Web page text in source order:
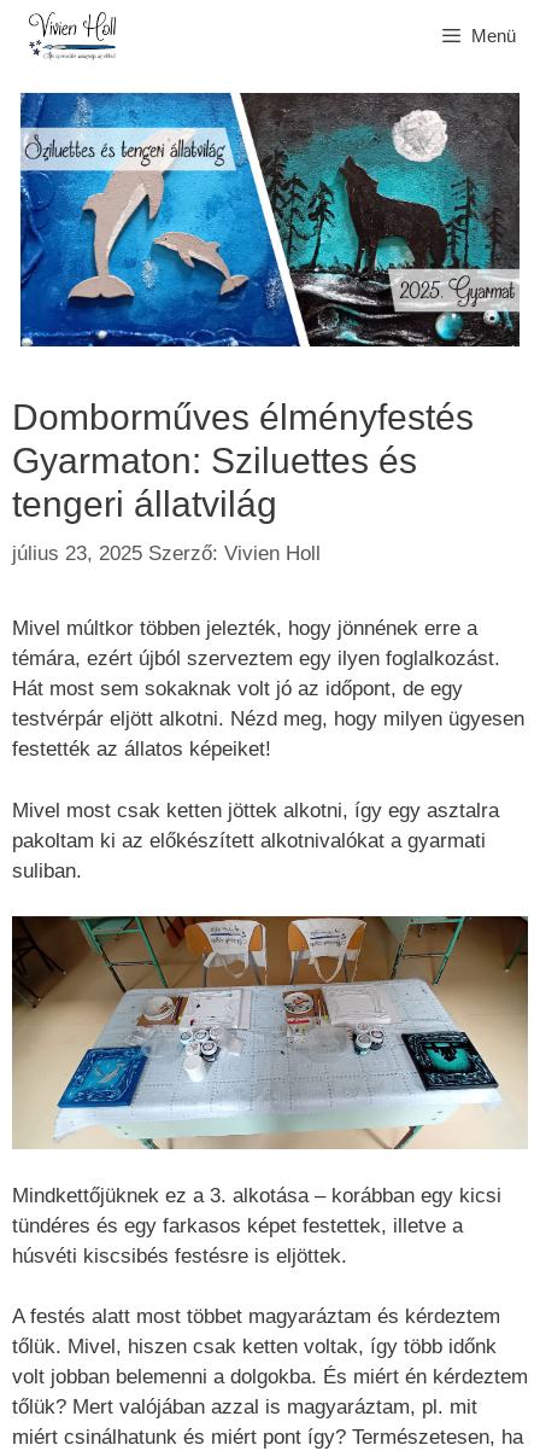
Kilépés
Menü
Domborműves élményfestés
Gyarmaton: Sziluettes és
tengeri állatvilág
július 23, 2025 Szerző: Vivien Holl
Mivel múltkor többen jelezték, hogy jönnének erre a
témára, ezért újból szerveztem egy ilyen foglalkozást.
Hát most sem sokaknak volt jó az időpont, de egy
testvérpár eljött alkotni. Nézd meg, hogy milyen ügyesen
festették az állatos képeiket!
Mivel most csak ketten jöttek alkotni, így egy asztalra
pakoltam ki az előkészített alkotnivalókat a gyarmati
suliban.
Mindkettőjüknek ez a 3. alkotása – korábban egy kicsi
tündéres és egy farkasos képet festettek, illetve a
húsvéti kiscsibés festésre is eljöttek.
A festés alatt most többet magyaráztam és kérdeztem
tőlük. Mivel, hiszen csak ketten voltak, így több időnk
volt jobban belemenni a dolgokba. És miért én kérdeztem
tőlük? Mert valójában azzal is magyaráztam, pl. mit
miért csinálhatunk és miért pont így? Természetesen, ha